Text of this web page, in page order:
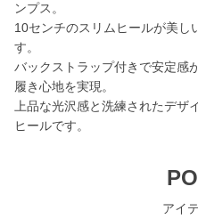
ンプス。
10センチのスリムヒールが美し
す。
バックストラップ付きで安定感
履き心地を実現。
上品な光沢感と洗練されたデザ
ヒールです。
アイ